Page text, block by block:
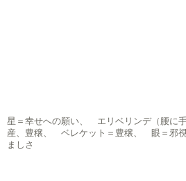
星＝幸せへの願い、 エリベリンデ（腰に
産、豊穣、 ベレケット＝豊穣、 眼＝邪視
ましさ